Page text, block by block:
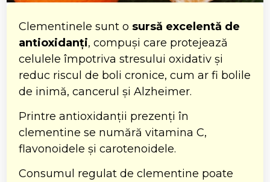
Clementinele sunt o sursă excelentă de
antioxidanți, compuși care protejează
celulele împotriva stresului oxidativ și
reduc riscul de boli cronice, cum ar fi bolile
de inimă, cancerul și Alzheimer.
Printre antioxidanții prezenți în
clementine se numără vitamina C,
flavonoidele și carotenoidele.
Consumul regulat de clementine poate